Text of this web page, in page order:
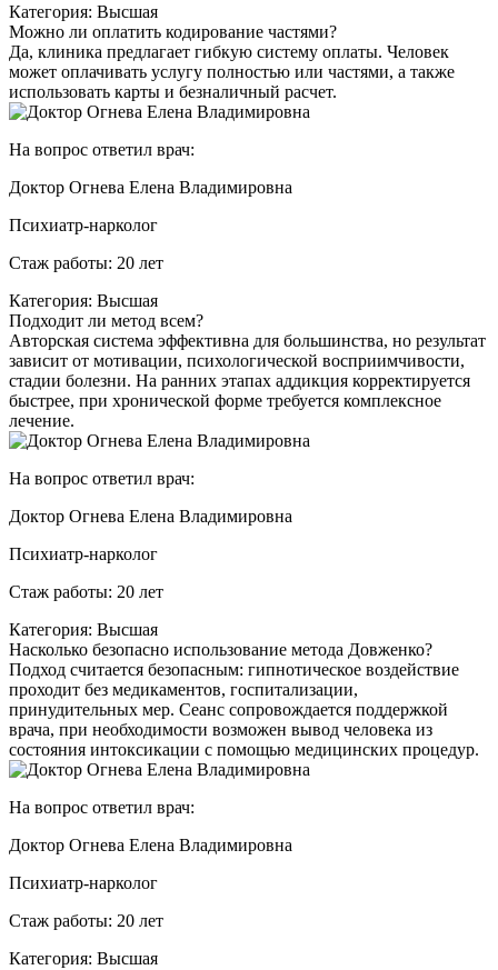
Категория: Высшая
Можно ли оплатить кодирование частями?
Да, клиника предлагает гибкую систему оплаты. Человек
может оплачивать услугу полностью или частями, а также
использовать карты и безналичный расчет.
На вопрос ответил врач:
Доктор Огнева Елена Владимировна
Психиатр-нарколог
Стаж работы: 20 лет
Категория: Высшая
Подходит ли метод всем?
Авторская система эффективна для большинства, но результат
зависит от мотивации, психологической восприимчивости,
стадии болезни. На ранних этапах аддикция корректируется
быстрее, при хронической форме требуется комплексное
лечение.
На вопрос ответил врач:
Доктор Огнева Елена Владимировна
Психиатр-нарколог
Стаж работы: 20 лет
Категория: Высшая
Насколько безопасно использование метода Довженко?
Подход считается безопасным: гипнотическое воздействие
проходит без медикаментов, госпитализации,
принудительных мер. Сеанс сопровождается поддержкой
врача, при необходимости возможен вывод человека из
состояния интоксикации с помощью медицинских процедур.
На вопрос ответил врач:
Доктор Огнева Елена Владимировна
Психиатр-нарколог
Стаж работы: 20 лет
Категория: Высшая